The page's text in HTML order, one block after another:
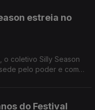
estreia no
o coletivo Silly Season
pelo poder e com
do Festival